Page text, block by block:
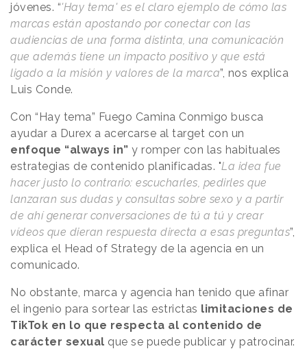
jóvenes. “'Hay tema' es el claro ejemplo de cómo las
marcas están apostando por conectar con las
audiencias de una forma distinta, una comunicación
que además tiene un impacto positivo y que está
ligado a la misión y valores de la marca”, nos explica
Luis Conde.
Con “Hay tema” Fuego Camina Conmigo busca
ayudar a Durex a acercarse al target con un
enfoque “always in” y romper con las habituales
estrategias de contenido planificadas. "La idea fue
hacer justo lo contrario: escucharles, pedirles que
lanzaran sus dudas y consultas sobre sexo y a partir
de ahí generar conversaciones de tú a tú y crear
vídeos que dieran respuesta directa a esas preguntas”,
explica el Head of Strategy de la agencia en un
comunicado.
No obstante, marca y agencia han tenido que afinar
el ingenio para sortear las estrictas limitaciones de
TikTok en lo que respecta al contenido de
carácter sexual que se puede publicar y patrocinar.